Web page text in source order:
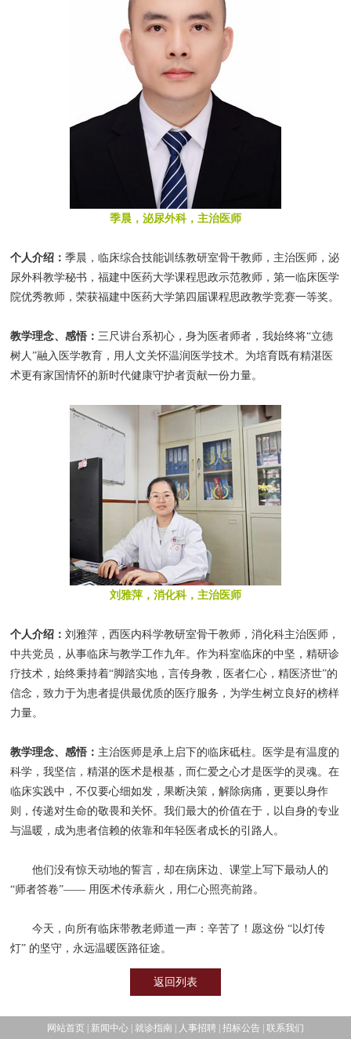
季晨，泌尿外科，主治医师
个人介绍：季晨，临床综合技能训练教研室骨干教师，主治医师，泌
尿外科教学秘书，福建中医药大学课程思政示范教师，第一临床医学
院优秀教师，荣获福建中医药大学第四届课程思政教学竞赛一等奖。
教学理念、感悟：三尺讲台系初心，身为医者师者，我始终将“立德
树人”融入医学教育，用人文关怀温润医学技术。为培育既有精湛医
术更有家国情怀的新时代健康守护者贡献一份力量。
刘雅萍，消化科，主治医师
个人介绍：刘雅萍，西医内科学教研室骨干教师，消化科主治医师，
中共党员，从事临床与教学工作九年。作为科室临床的中坚，精研诊
疗技术，始终秉持着“脚踏实地，言传身教，医者仁心，精医济世”的
信念，致力于为患者提供最优质的医疗服务，为学生树立良好的榜样
力量。
教学理念、感悟： 主治医师是承上启下的临床砥柱。医学是有温度的
科学，我坚信，精湛的医术是根基，而仁爱之心才是医学的灵魂。在
临床实践中，不仅要心细如发，果断决策，解除病痛，更要以身作
则，传递对生命的敬畏和关怀。我们最大的价值在于，以自身的专业
与温暖，成为患者信赖的依靠和年轻医者成长的引路人。
他们没有惊天动地的誓言，却在病床边、课堂上写下最动人的
“师者答卷”—— 用医术传承薪火，用仁心照亮前路。
今天，向所有临床带教老师道一声：辛苦了！愿这份 “以灯传
灯” 的坚守，永远温暖医路征途。
返回列表
网站首页 新闻中心 就诊指南 人事招聘 招标公告 联系我们